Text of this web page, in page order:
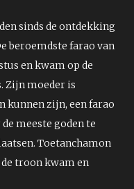
sinds de ontdekking
beroemdste farao van
en kwam op de
Zijn moeder is
kunnen zijn, een farao
meeste goden te
Toetanchamon
troon kwam en